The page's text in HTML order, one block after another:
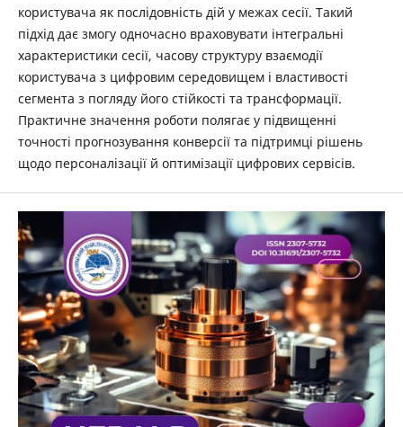
користувача як послідовність дій у межах сесії. Такий
підхід дає змогу одночасно враховувати інтегральні
характеристики сесії, часову структуру взаємодії
користувача з цифровим середовищем і властивості
сегмента з погляду його стійкості та трансформації.
Практичне значення роботи полягає у підвищенні
точності прогнозування конверсії та підтримці рішень
щодо персоналізації й оптимізації цифрових сервісів.